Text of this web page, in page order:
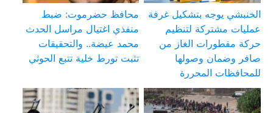
الخنبشي يوجه بتشكيل غرفة
عمليات مشتركة لتنظيم
حركة مقطورات الغاز من
صافر وضمان وصولها
للمحافظات المحررة
محافظ حضرموت: ضبط
منفذي اغتيال مراسل الحدث
محمد عيضة.. والتحقيقات
تثبت تورط خلية تتبع الحوثي